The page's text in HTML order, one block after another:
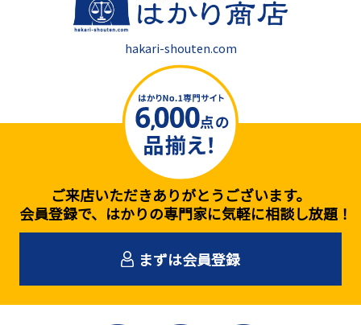
ご来店いただきありがとうございます。
会員登録で、はかりの専門家に気軽に相談し放題！
まずは会員登録
hakari-shouten.com